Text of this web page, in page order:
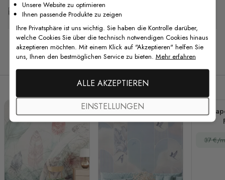
Kostenlose Anpassung
Verwandte Produkte
37 €/
Unsere Website zu optimieren
Ihnen passende Produkte zu zeigen
Ihre Privatsphäre ist uns wichtig. Sie haben die Kontrolle darüber,
welche Cookies Sie über die technisch notwendigen Cookies hinaus
akzeptieren möchten. Mit einem Klick auf "Akzeptieren" helfen Sie
uns, Ihnen den bestmöglichen Service zu bieten. Mehr erfahren
ALLE AKZEPTIEREN
EINSTELLUNGEN